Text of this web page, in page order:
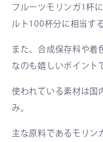
フルーツモリンガ1杯
ルト100杯分に相当す
また、合成保存料や着
なのも嬉しいポイント
使われている素材は国
み。
主な原料であるモリン